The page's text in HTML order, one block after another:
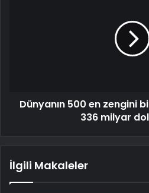
Dünyanın 500 en zengini
336 milyar
İlgili Makaleler